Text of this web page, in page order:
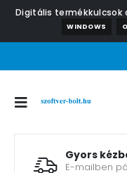
Digitális termékkulcsok
WINDOWS
Gyors
E-mailben